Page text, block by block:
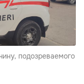
подозреваемого